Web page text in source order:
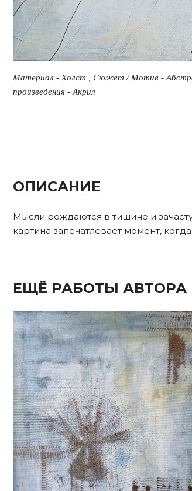
Материал - Холст , Сюжет / Мотив -
произведения - Акрил
ОПИСАНИЕ
Мысли рождаются в тишине и
картина запечатлевает момент,
ЕЩЁ РАБОТЫ АВТОРА